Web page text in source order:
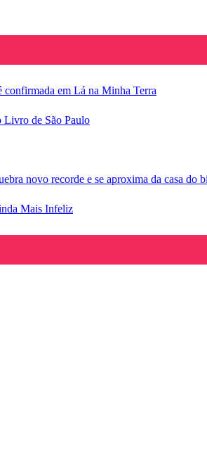
em Lá na Minha Terra
Livro de São Paulo
novo recorde e se aproxima da casa do
Mais Infeliz